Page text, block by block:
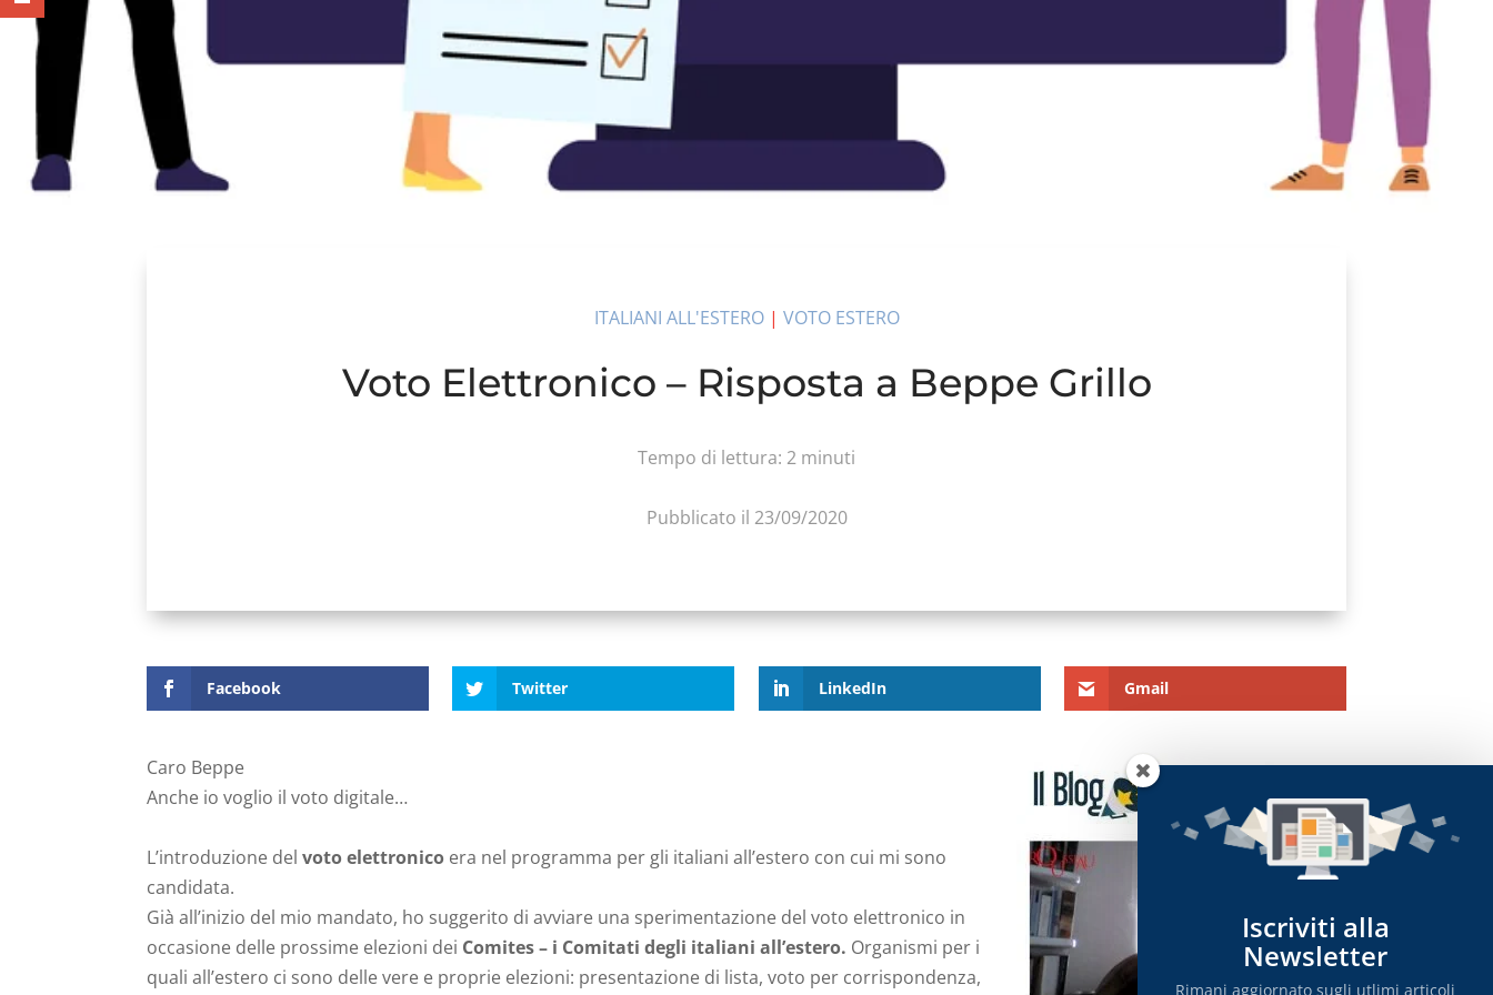
ITALIANI ALL'ESTERO| VOTO ESTERO
Voto Elettronico – Risposta a Beppe Grillo
Tempo di lettura: 2 minuti
Pubblicato il 23/09/2020
Facebook Twitter LinkedIn Gmail
Caro Beppe
Anche io voglio il voto digitale…
L’introduzione del voto elettronico era nel programma per gli italiani all’estero con cui mi sono
candidata.
Già all’inizio del mio mandato, ho suggerito di avviare una sperimentazione del voto elettronico in
occasione delle prossime elezioni dei Comites – i Comitati degli italiani all’estero. Organismi per i
quali all’estero ci sono delle vere e proprie elezioni: presentazione di lista, voto per corrispondenza,
Iscriviti alla
Newsletter
Rimani aggiornato sugli utlimi articoli